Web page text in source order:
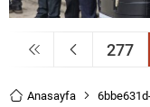
277
Anasayfa